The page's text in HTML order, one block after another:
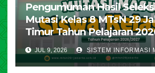
Pengumuman Hasil
Mutasi Kelas 8 MTsN 29
Timur Tahun Pelajaran
JUL 9, 2026 SISTEM INFORMASI